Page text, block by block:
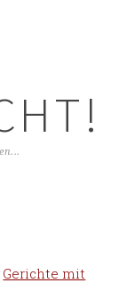
Gerichte mit